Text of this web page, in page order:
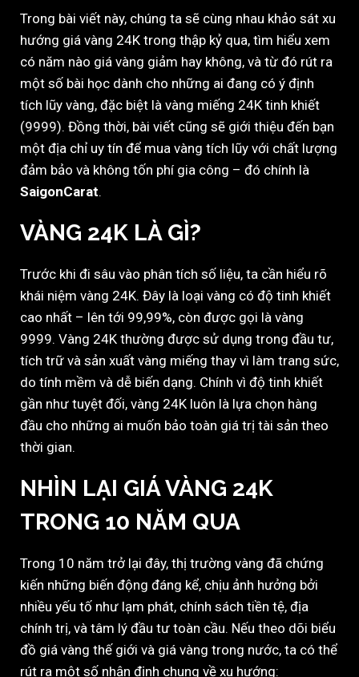
Trong bài viết này, chúng ta sẽ cùng nhau khảo sát xu
hướng giá vàng 24K trong thập kỷ qua, tìm hiểu xem
có năm nào giá vàng giảm hay không, và từ đó rút ra
một số bài học dành cho những ai đang có ý định
tích lũy vàng, đặc biệt là vàng miếng 24K tinh khiết
(9999). Đồng thời, bài viết cũng sẽ giới thiệu đến bạn
một địa chỉ uy tín để mua vàng tích lũy với chất lượng
đảm bảo và không tốn phí gia công – đó chính là
SaigonCarat.
VÀNG 24K LÀ GÌ?
Trước khi đi sâu vào phân tích số liệu, ta cần hiểu rõ
khái niệm vàng 24K. Đây là loại vàng có độ tinh khiết
cao nhất – lên tới 99,99%, còn được gọi là vàng
9999. Vàng 24K thường được sử dụng trong đầu tư,
tích trữ và sản xuất vàng miếng thay vì làm trang sức,
do tính mềm và dễ biến dạng. Chính vì độ tinh khiết
gần như tuyệt đối, vàng 24K luôn là lựa chọn hàng
đầu cho những ai muốn bảo toàn giá trị tài sản theo
thời gian.
NHÌN LẠI GIÁ VÀNG 24K
TRONG 10 NĂM QUA
Trong 10 năm trở lại đây, thị trường vàng đã chứng
kiến những biến động đáng kể, chịu ảnh hưởng bởi
nhiều yếu tố như lạm phát, chính sách tiền tệ, địa
chính trị, và tâm lý đầu tư toàn cầu. Nếu theo dõi biểu
đồ giá vàng thế giới và giá vàng trong nước, ta có thể
rút ra một số nhận định chung về xu hướng: